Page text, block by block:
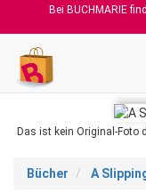
Bei BUCHMARIE
Das ist kein Original-Foto
Bücher A